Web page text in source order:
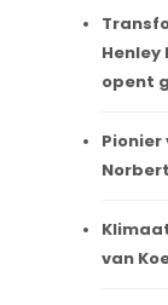
Henley
opent
van